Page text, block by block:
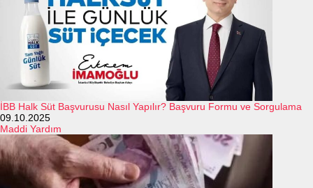
İBB Halk Süt Başvurusu Nasıl Yapılır? Başvuru Formu ve Sorgulama
09.10.2025
Maddi Yardım